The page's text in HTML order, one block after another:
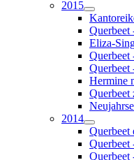
2015
Eliza-
Querbeet
Hermine
Querbeet
2014
Querbeet
Querbeet
Querbeet